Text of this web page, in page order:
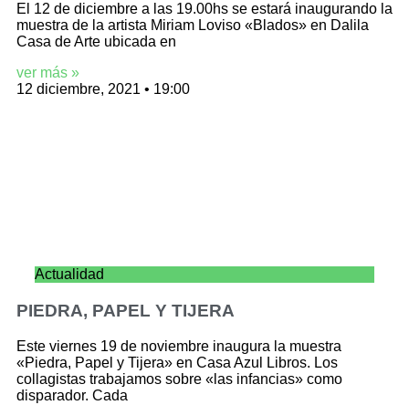
El 12 de diciembre a las 19.00hs se estará inaugurando la
muestra de la artista Miriam Loviso «Blados» en Dalila
Casa de Arte ubicada en
ver más »
12 diciembre, 2021
19:00
Actualidad
PIEDRA, PAPEL Y TIJERA
Este viernes 19 de noviembre inaugura la muestra
«Piedra, Papel y Tijera» en Casa Azul Libros. Los
collagistas trabajamos sobre «las infancias» como
disparador. Cada